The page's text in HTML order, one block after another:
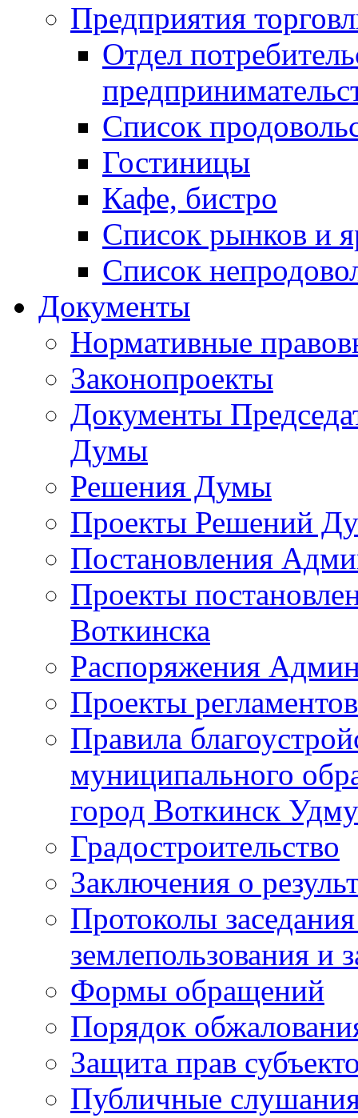
Предприятия
Отдел
Список
Гостиницы
Кафе, бистро
Cписок рынков и
Список
Документы
Нормативные
Законопроекты
Документы
Думы
Решения Думы
Проекты Решений
Постановления
Проекты
Воткинска
Распоряжения
Проекты
Правила
муниципального
город Воткинск
Градостроительство
Заключения о
Протоколы
землепользования и
Формы обращений
Порядок
Защита прав
Публичные